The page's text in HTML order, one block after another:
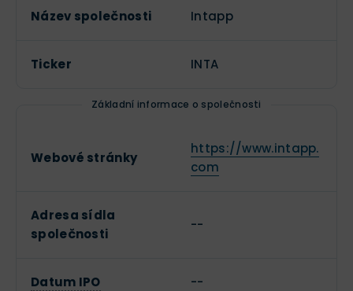
Název společnosti Intapp
Ticker INTA
Základní informace o společnosti
Webové stránky
https://www.intapp.
com
Adresa sídla
společnosti
--
Datum IPO --